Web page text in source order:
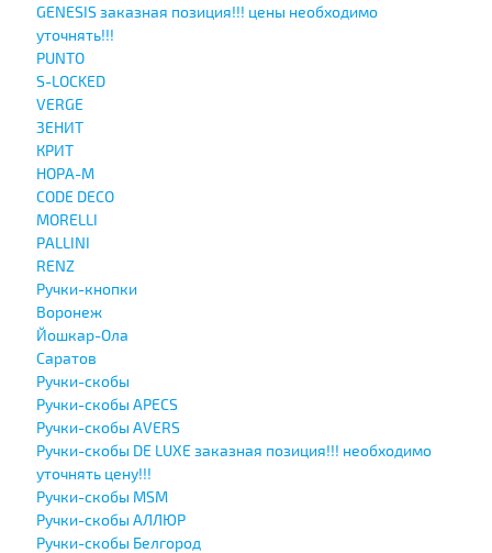
GENESIS заказная позиция!!! цены необходимо
уточнять!!!
PUNTO
S-LOCKED
VERGE
ЗЕНИТ
КРИТ
НОРА-М
CODE DECO
MORELLI
PALLINI
RENZ
Ручки-кнопки
Воронеж
Йошкар-Ола
Саратов
Ручки-скобы
Ручки-скобы APECS
Ручки-скобы AVERS
Ручки-скобы DE LUXE заказная позиция!!! необходимо
уточнять цену!!!
Ручки-скобы MSM
Ручки-скобы АЛЛЮР
Ручки-скобы Белгород